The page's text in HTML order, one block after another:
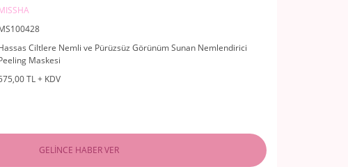
Ciltlere Nemli ve Pürüzsüz Görünüm Sunan Nemlendirici
Maskesi
TL + KDV
GELİNCE HABER VER